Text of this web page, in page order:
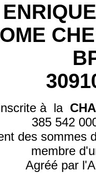
à la
385 542
des sommes
membre
Agréé par